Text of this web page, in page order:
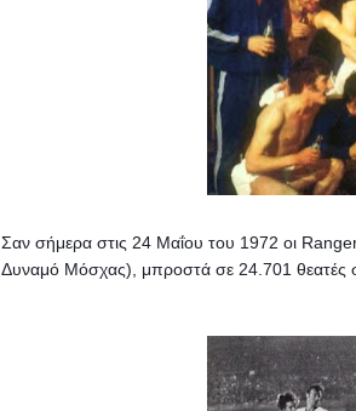
Σαν σήμερα στις 24 Μαΐου του 1972 οι